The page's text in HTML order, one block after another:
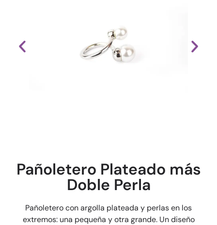
Pañoletero Plateado más
Doble Perla
Pañoletero con argolla plateada y perlas en los
extremos: una pequeña y otra grande. Un diseño